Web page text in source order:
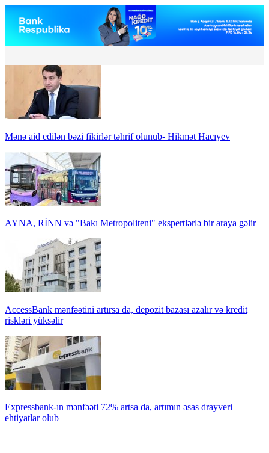
Mənə aid edilən bəzi fikirlər təhrif olunub- Hikmət Hacıyev
AYNA, RİNN və "Bakı Metropoliteni" ekspertlərlə bir araya gəlir
AccessBank mənfəətini artırsa da, depozit bazası azalır və kredit
riskləri yüksəlir
Expressbank-ın mənfəəti 72% artsa da, artımın əsas drayveri
ehtiyatlar olub